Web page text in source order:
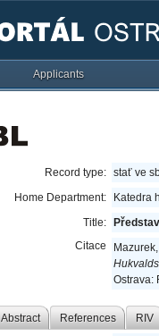
Applicants
Record type: stať ve
Home Department:
Katedra
Title:
Citace
Ostrava:
Abstract References RIV